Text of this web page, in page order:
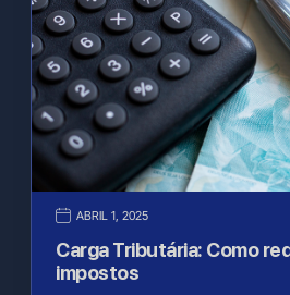
ABRIL 1, 2025
Carga Tributária: Como
impostos